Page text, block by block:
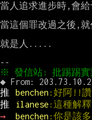
當人追求進步時,會
當這個罪改過之後,
就是人.....
推
benchen :好阿!!
推
ilanese:這種解釋
→
benchen :你是該